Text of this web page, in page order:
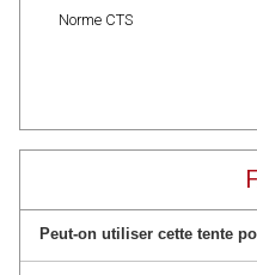
Norme CTS
Peut-on utiliser cette tente